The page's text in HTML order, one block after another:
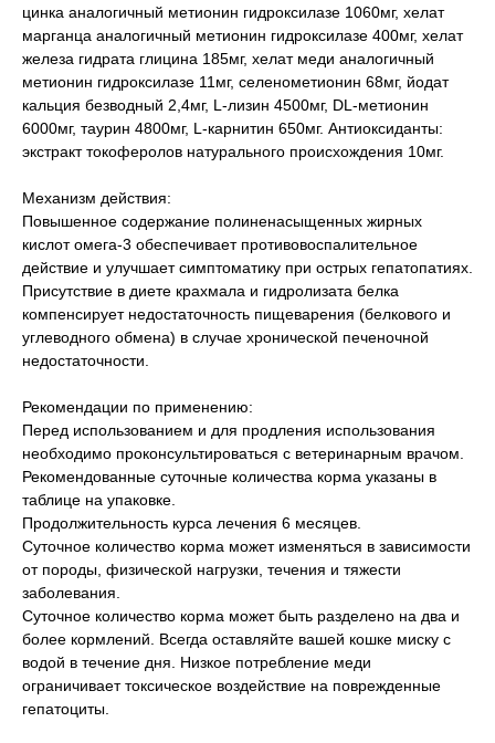
цинка аналогичный метионин гидроксилазе 1060мг, хелат
марганца аналогичный метионин гидроксилазе 400мг, хелат
железа гидрата глицина 185мг, хелат меди аналогичный
метионин гидроксилазе 11мг, селенометионин 68мг, йодат
кальция безводный 2,4мг, L-лизин 4500мг, DL-метионин
6000мг, таурин 4800мг, L-карнитин 650мг. Антиоксиданты:
экстракт токоферолов натурального происхождения 10мг.
Механизм действия:
Повышенное содержание полиненасыщенных жирных
кислот омега-3 обеспечивает противовоспалительное
действие и улучшает симптоматику при острых гепатопатиях.
Присутствие в диете крахмала и гидролизата белка
компенсирует недостаточность пищеварения (белкового и
углеводного обмена) в случае хронической печеночной
недостаточности.
Рекомендации по применению:
Перед использованием и для продления использования
необходимо проконсультироваться с ветеринарным врачом.
Рекомендованные суточные количества корма указаны в
таблице на упаковке.
Продолжительность курса лечения 6 месяцев.
Суточное количество корма может изменяться в зависимости
от породы, физической нагрузки, течения и тяжести
заболевания.
Суточное количество корма может быть разделено на два и
более кормлений. Всегда оставляйте вашей кошке миску с
водой в течение дня. Низкое потребление меди
ограничивает токсическое воздействие на поврежденные
гепатоциты.